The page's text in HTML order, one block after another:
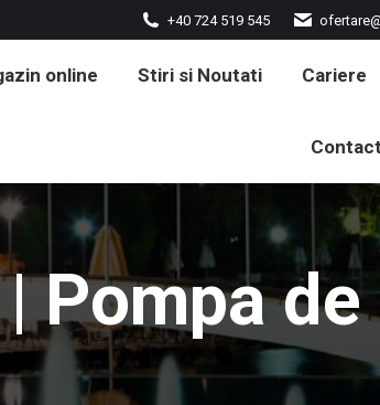
+40 724 519 545
online Stiri si Noutati Cariere
Contact
Pompa de